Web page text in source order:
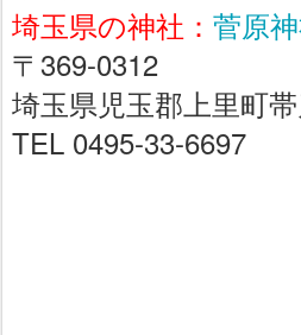
埼玉県の神社： 菅原
〒369-0312
埼玉県児玉郡上里町
TEL 0495-33-6697